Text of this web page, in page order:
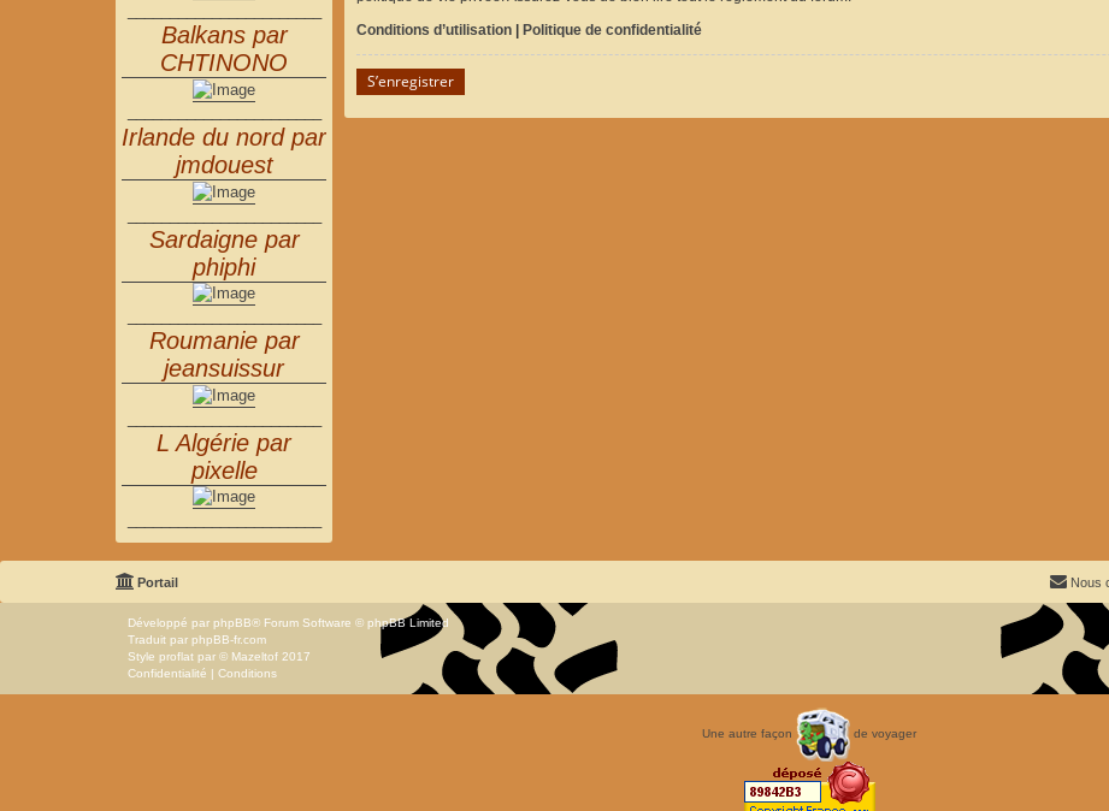
Conditions d’utilisation | Politique de confidentialité
S’enregistrer
Balkans par
CHTINONO
Irlande du nord par
jmdouest
Sardaigne par
phiphi
Roumanie par
jeansuissur
L Algérie par
pixelle
Portail Nous
Développé par phpBB® Forum Software © phpBB Limited
Traduit par phpBB-fr.com
Style proflat par © Mazeltof 2017
Confidentialité | Conditions
Une autre façon de voyager